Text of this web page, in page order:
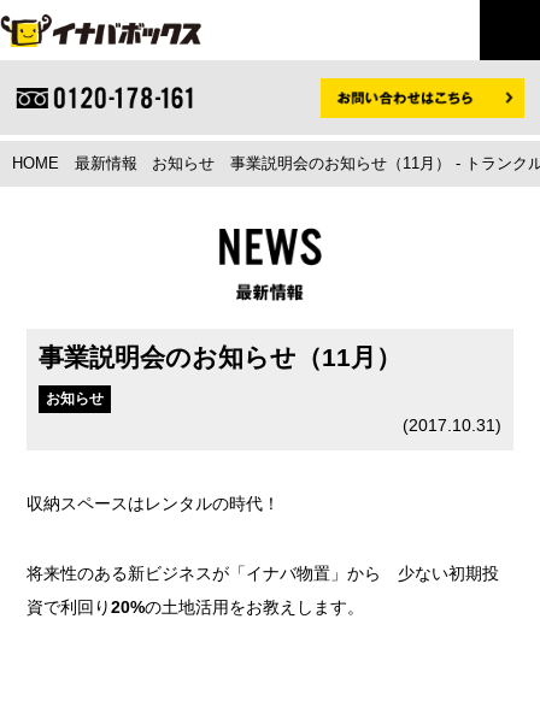
HOME 最新情報 お知らせ 事業説明会のお知らせ（11月） - トランク
事業説明会のお知らせ（11月）
お知らせ
(2017.10.31)
収納スペースはレンタルの時代！
将来性のある新ビジネスが「イナバ物置」から 少ない初期投
資で利回り20%の土地活用をお教えします。